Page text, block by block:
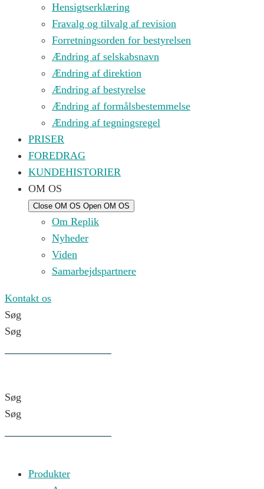
Hensigtserklæring
Fravalg og tilvalg af revision
Forretningsorden for bestyrelsen
Ændring af selskabsnavn
Ændring af direktion
Ændring af bestyrelse
Ændring af formålsbestemmelse
Ændring af tegningsregel
PRISER
FOREDRAG
KUNDEHISTORIER
OM OS
Close OM OS Open OM OS
Om Replik
Nyheder
Viden
Samarbejdspartnere
Kontakt os
Søg
Søg
Søg
Søg
Produkter